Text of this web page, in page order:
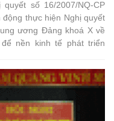
số 16/2007/NQ-CP
thực hiện Nghị quyết
ương Đảng khoá X về
nền kinh tế phát triển